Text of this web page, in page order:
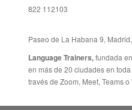
Language Trainers,fundada
en más de 20 ciudades en
través de Zoom, Meet, Teams